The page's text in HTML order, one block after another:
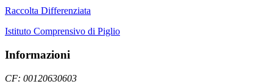
Raccolta Differenziata
Istituto Comprensivo di Piglio
Informazioni
CF: 00120630603